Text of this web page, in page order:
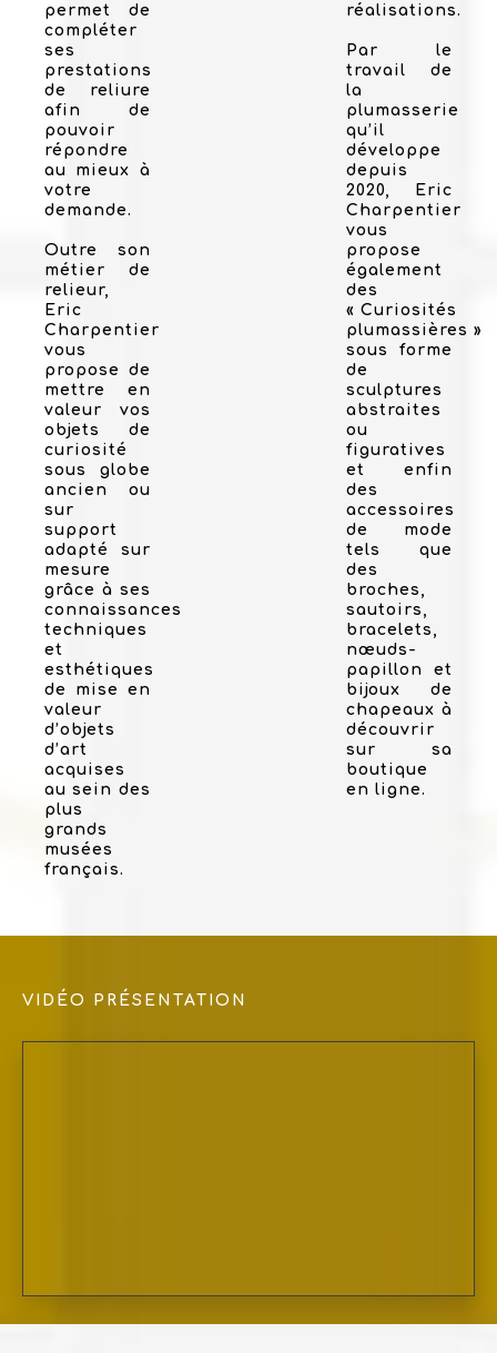
permet de
compléter
ses
prestations
de reliure
afin de
pouvoir
répondre
au mieux à
votre
demande.
Outre son
métier de
relieur,
Eric
Charpentier
vous
propose de
mettre en
valeur vos
objets de
curiosité
sous globe
ancien ou
sur
support
adapté sur
mesure
grâce à ses
connaissances
techniques
et
esthétiques
de mise en
valeur
d’objets
d’art
acquises
au sein des
plus
grands
musées
français.
réalisations.
Par le
travail de
la
plumasserie
qu’il
développe
depuis
2020, Eric
Charpentier
vous
propose
également
des
« Curiosités
plumassières »
sous forme
de
sculptures
abstraites
ou
figuratives
et enfin
des
accessoires
de mode
tels que
des
broches,
sautoirs,
bracelets,
nœuds-
papillon et
bijoux de
chapeaux à
découvrir
sur sa
boutique
en ligne.
VIDÉO PRÉSENTATION